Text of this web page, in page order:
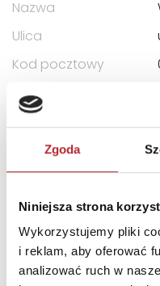
Zgoda
Niniejsza strona
Wykorzystujemy pliki
i reklam, aby oferować
analizować ruch w
Nazwa
Ulica
Kod pocztowy
Miasto
INNI KLIENCI